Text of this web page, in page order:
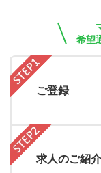
希望
ご登録
求人のご紹介